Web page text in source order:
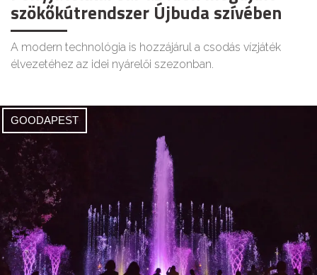
szökőkútrendszer Újbuda szívében
A modern technológia is hozzájárul a csodás vízjáték
élvezetéhez az idei nyárelői szezonban.
GOODAPEST